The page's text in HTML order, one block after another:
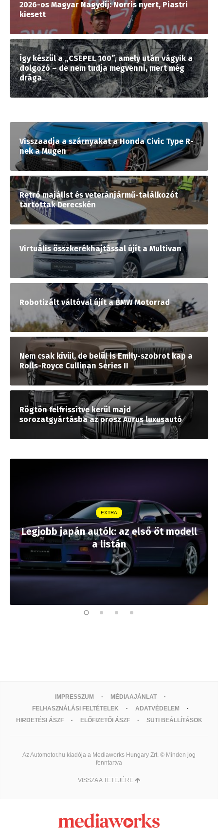
2026-os Magyar Nagydíj: Norris nyert, Piastri
kiesett
Így készül a „CSEPEL 100”, amely után vágyik a
dolgozó – de nem tudja megvenni, mert még
drága
Visszaadja a szárnyakat a Honda Civic Type R-
nek a Mugen
Retró majálist és veteránjármű-találkozót
tartottak Derecskén
Virtuális összkerékhajtással újít a Multivan
Robotizált váltóval újít a BMW Motorrad
Nem csak kívül, de belül is Emily-szobrot kap a
Rolls-Royce Cullinan Series II
Rögtön felfrissítve kerül majd
sorozatgyártásba az orosz Aurus luxusautó
EXTRA
Legjobb japán autók: az első öt modell
a listán
IMPRESSZUM
MÉDIAAJÁNLAT
FELHASZNÁLÁSI FELTÉTELEK
ADATVÉDELEM
HIRDETÉSI ÁSZF
ELŐFIZETŐI ÁSZF SÜTI BEÁLLÍTÁSOK
Az Automotor.hu kiadója a Mediaworks Hungary Zrt. © Minden jog
fenntartva
VISSZA A TETEJÉRE